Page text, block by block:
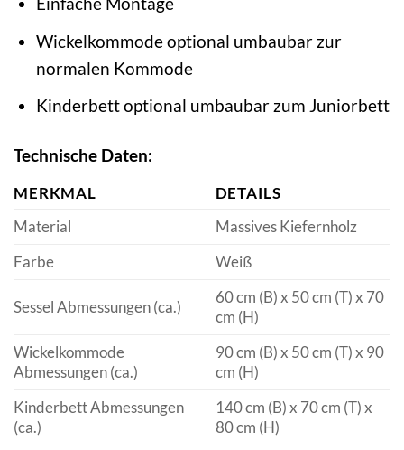
Wickelkommode optional umbaubar zur
normalen Kommode
Kinderbett optional umbaubar zum Juniorbett
Technische Daten:
MERKMAL
DETAILS
Material
Massives Kiefernholz
Farbe
Weiß
Sessel Abmessungen (ca.)
60 cm (B) x 50 cm (T) x 70
cm (H)
Wickelkommode
Abmessungen (ca.)
90 cm (B) x 50 cm (T) x 90
cm (H)
Kinderbett Abmessungen
(ca.)
140 cm (B) x 70 cm (T) x
80 cm (H)